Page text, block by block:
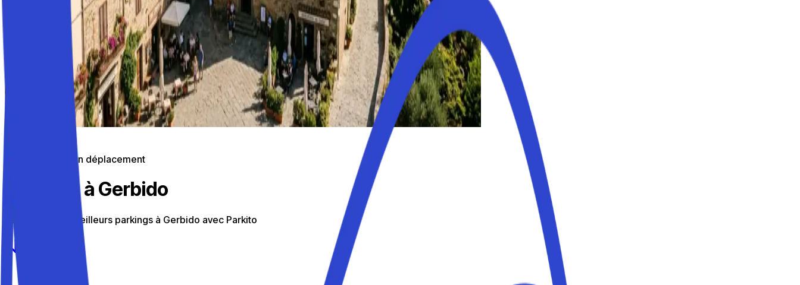
Stationnement en déplacement
Parkings à Gerbido
Découvrez les meilleurs parkings à Gerbido avec Parkito